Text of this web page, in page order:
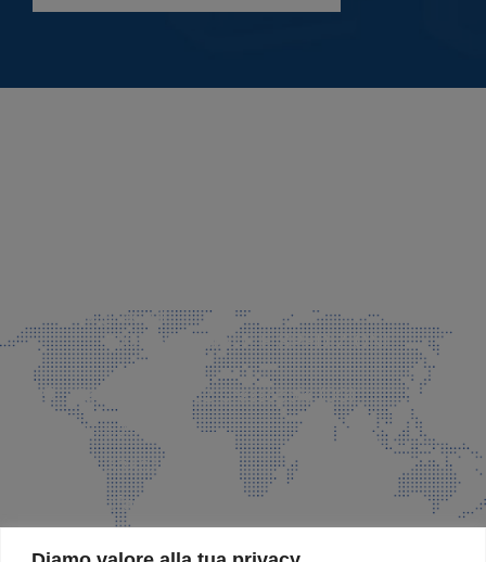
info@faeg.it
COMMERCIALE E SPEDIZIONI
Via Padre Elzi, 32 Grassobbio (BG)
035 525015
035 335037
info@faeg.it
SITE MAP